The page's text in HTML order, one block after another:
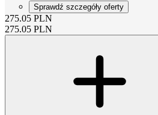
Sprawdź szczegóły oferty
275.05 PLN
275.05 PLN